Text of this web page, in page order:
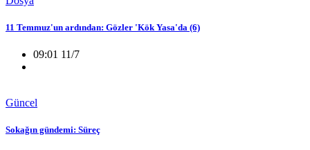
11 Temmuz'un ardından: Gözler 'Kök Yasa'da (6)
09:01 11/7
Güncel
Sokağın gündemi: Süreç